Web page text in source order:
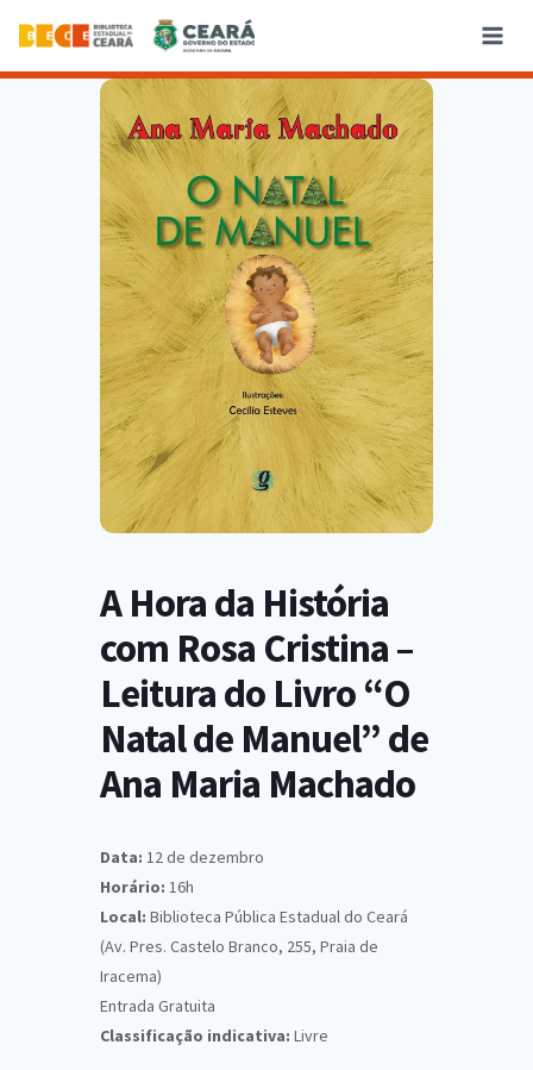
A Hora da História
com Rosa Cristina –
Leitura do Livro “O
Natal de Manuel” de
Ana Maria Machado
Data: 12 de dezembro
Horário: 16h
Local: Biblioteca Pública Estadual do Ceará
(Av. Pres. Castelo Branco, 255, Praia de
Iracema)
Entrada Gratuita
Classificação indicativa: Livre